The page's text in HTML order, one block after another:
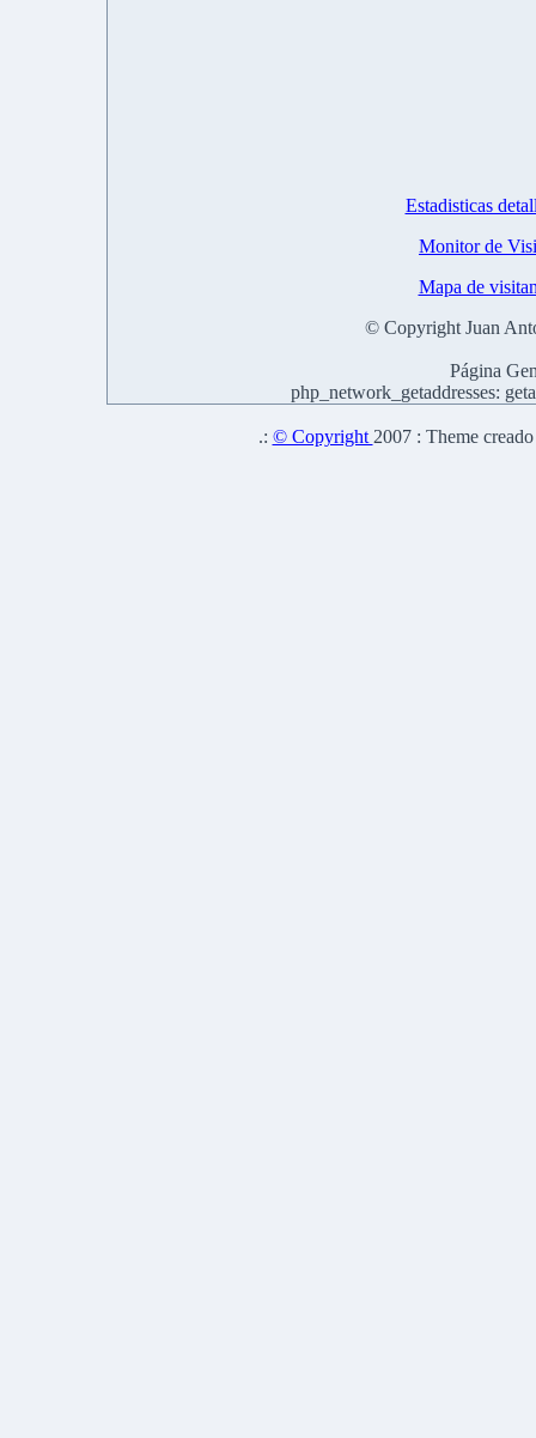
Estadisticas
Monitor de
Mapa de
© Copyright Juan
Página
php_network_getaddresses:
.: © Copyright 2007 : Theme